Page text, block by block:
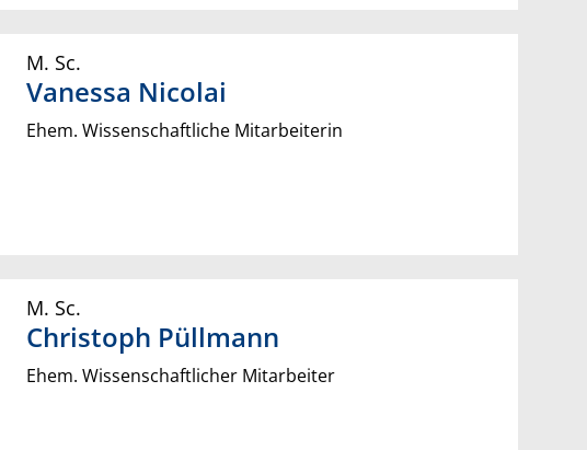
M. Sc.
Vanessa Nicolai
Ehem. Wissenschaftliche Mitarbeiterin
M. Sc.
Christoph Püllmann
Ehem. Wissenschaftlicher Mitarbeiter